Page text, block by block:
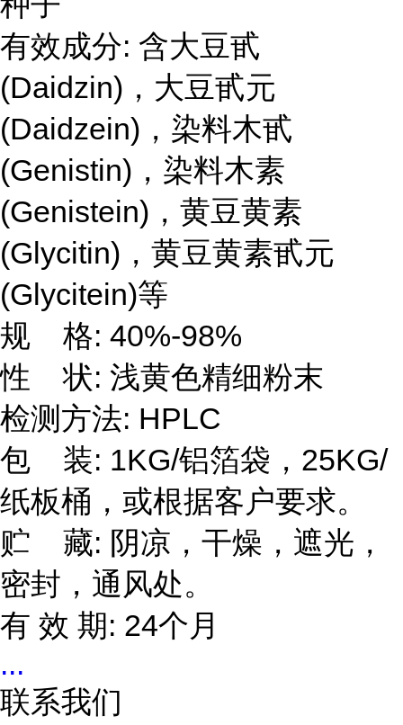
有效成分: 含大豆甙
(Daidzin)，大豆甙元
(Daidzein)，染料木甙
(Genistin)，染料木素
(Genistein)，黄豆黄素
(Glycitin)，黄豆黄素甙元
(Glycitein)等
规 格: 40%-98%
性 状: 浅黄色精细粉末
检测方法: HPLC
包 装: 1KG/铝箔袋，25KG/
纸板桶，或根据客户要求。
贮 藏: 阴凉，干燥，遮光，
密封，通风处。
有 效 期: 24个月
...
联系我们